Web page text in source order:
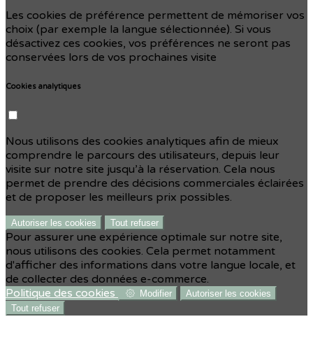
Les cookies de préférence permettent de mémoriser vos
choix (par exemple la langue sélectionnée). Si vous
désactivez ces cookies, vos préférences ne seront pas
conservées lors de vos prochaines visite
Cookies analytiques
Nous utilisons des cookies analytiques afin de mieux
comprendre le parcours des utilisateurs, depuis leur
visite sur notre site jusqu’à la réservation. Cela nous
permet de prendre des décisions commerciales éclairées
et de proposer les meilleurs prix possibles.
Autoriser les cookies Tout refuser
Pour assurer une expérience optimale sur notre site,
nous utilisons des cookies. Cela permet notamment
d'afficher des informations dans votre langue locale, et
de collecter des données e-commerce.
Politique des cookies
Modifier
Autoriser les cookies
Tout refuser